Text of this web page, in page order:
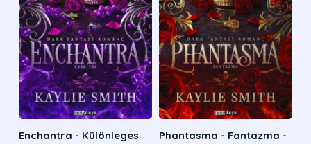
Enchantra - Különleges
Phantasma - Fantazma -